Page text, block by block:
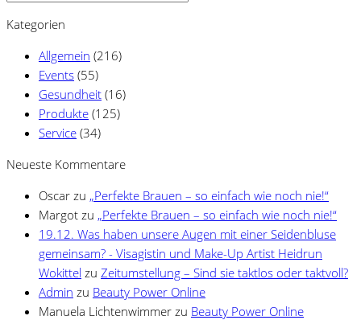
Kategorien
Allgemein (216)
Events (55)
Gesundheit (16)
Produkte (125)
Service (34)
Neueste Kommentare
Oscar zu „Perfekte Brauen – so einfach wie noch nie!“
Margot zu „Perfekte Brauen – so einfach wie noch nie!“
19.12. Was haben unsere Augen mit einer Seidenbluse
gemeinsam? - Visagistin und Make-Up Artist Heidrun
Wokittel zu Zeitumstellung – Sind sie taktlos oder taktvoll?
Admin zu Beauty Power Online
Manuela Lichtenwimmer zu Beauty Power Online